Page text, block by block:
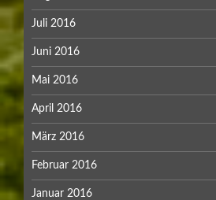
Juli 2016
Juni 2016
Mai 2016
April 2016
März 2016
Februar 2016
Januar 2016